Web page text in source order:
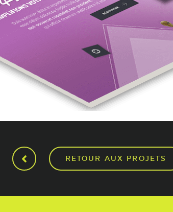
RETOUR AUX PROJETS